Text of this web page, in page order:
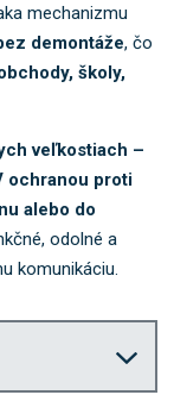
n
mechanizmu
demontáže, čo
školy,
veľkostiach –
ochranou proti
alebo do
odolné a
komunikáciu.